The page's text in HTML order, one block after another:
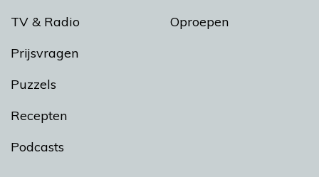
TV & Radio
Prijsvragen
Puzzels
Recepten
Podcasts
Oproepen